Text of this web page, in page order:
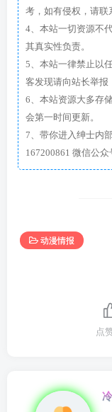
考，如有侵权，请联
4、本站一切资源不
其真实性负责。
5、本站一律禁止以
客发现请向站长举报
6、本站资源大多存
会第一时间更新。
7、带你进入绅士内
167200861
动漫情报
点